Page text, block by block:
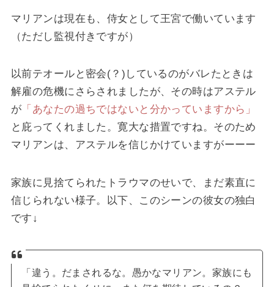
マリアンは現在も、侍女として王宮で働いています
（ただし監視付きですが）
以前テオールと密会(？)しているのがバレたときは
解雇の危機にさらされましたが、その時はアステル
が 「あなたの過ちではないと分かっていますから」
と庇ってくれました。寛大な措置ですね。そのため
マリアンは、アステルを信じかけていますがーーー
家族に見捨てられたトラウマのせいで、まだ素直に
信じられない様子。以下、このシーンの彼女の独白
です↓
「違う。だまされるな。愚かなマリアン。家族にも